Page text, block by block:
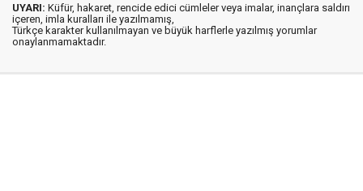
UYARI: Küfür, hakaret, rencide edici cümleler veya imalar, inançlara saldırı
içeren, imla kuralları ile yazılmamış,
Türkçe karakter kullanılmayan ve büyük harflerle yazılmış yorumlar
onaylanmamaktadır.